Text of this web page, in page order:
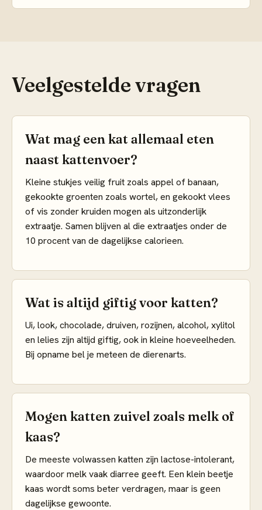
Veelgestelde vragen
Wat mag een kat allemaal eten
naast kattenvoer?
Kleine stukjes veilig fruit zoals appel of banaan,
gekookte groenten zoals wortel, en gekookt vlees
of vis zonder kruiden mogen als uitzonderlijk
extraatje. Samen blijven al die extraatjes onder de
10 procent van de dagelijkse calorieen.
Wat is altijd giftig voor katten?
Ui, look, chocolade, druiven, rozijnen, alcohol, xylitol
en lelies zijn altijd giftig, ook in kleine hoeveelheden.
Bij opname bel je meteen de dierenarts.
Mogen katten zuivel zoals melk of
kaas?
De meeste volwassen katten zijn lactose-intolerant,
waardoor melk vaak diarree geeft. Een klein beetje
kaas wordt soms beter verdragen, maar is geen
dagelijkse gewoonte.